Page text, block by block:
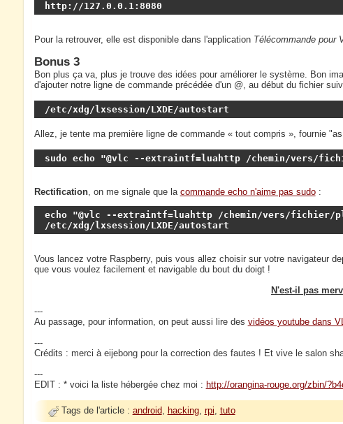
http://127.0.0.1:8080
Pour la retrouver, elle est disponible dans l'application Télécommande pour
Bonus 3
Bon plus ça va, plus je trouve des idées pour améliorer le système. Bon
d'ajouter notre ligne de commande précédée d'un @, au début du fichier
/etc/xdg/lxsession/LXDE/autostart
Allez, je tente ma première ligne de commande « tout compris », fournie
sudo echo "@vlc --extraintf=luahttp /chemin/vers/
Rectification, on me signale que la commande echo n'aime pas sudo:
echo "@vlc --extraintf=luahttp /chemin/vers/fichier/
/etc/xdg/lxsession/LXDE/autostart
Vous lancez votre Raspberry, puis vous allez choisir sur votre navigateur
que vous voulez facilement et navigable du bout du doigt !
N'est-il pas
---
Au passage, pour information, on peut aussi lire des vidéos youtube dans
---
Crédits : merci à eijebong pour la correction des fautes ! Et vive le salon
---
EDIT : * voici la liste hébergée chez moi : http://orangina-rouge.org/zbin/
Tags de l'article : android, hacking, rpi, tuto